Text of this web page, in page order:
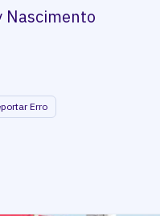
Nascimento
Erro